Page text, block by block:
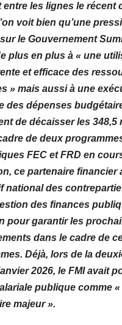
tt
er
ail at
s
A
p
p
ta
g
er
entre les lignes le récent
voit bien qu’une
le Gouvernement
plus en plus à « une
et efficace des
» mais aussi à une
des dépenses
de décaisser les 348,5
de deux
FEC et FRD en
ce partenaire financier
national des
des finances
pour garantir les
dans le cadre de
Déjà, lors de la
2026, le FMI avait
publique comme
majeur ».